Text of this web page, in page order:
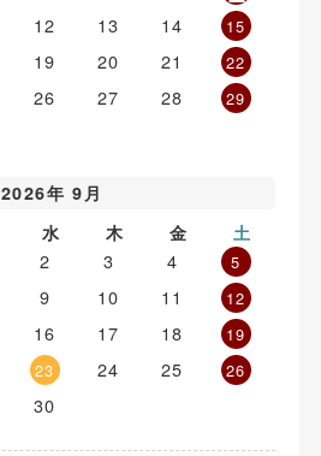
12 13 14
15
19 20 21
22
26 27 28
29
2026年 9月
水 木 金 土
2 3 4
5
9 10 11
12
16 17 18
19
23 24 25
26
30